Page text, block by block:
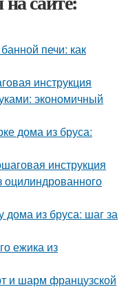
печи: как
инструкция
экономичный
дома из бруса:
инструкция
оцилиндрованного
дома из бруса: шаг за
ежика из
и шарм французской